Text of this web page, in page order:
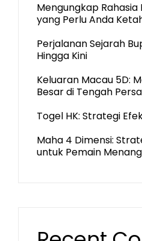
Mengungkap
yang Perlu Anda
Perjalanan Sejarah
Hingga Kini
Keluaran Macau 5D:
Besar di Tengah
Togel HK: Strategi
Maha 4 Dimensi:
untuk Pemain Menang